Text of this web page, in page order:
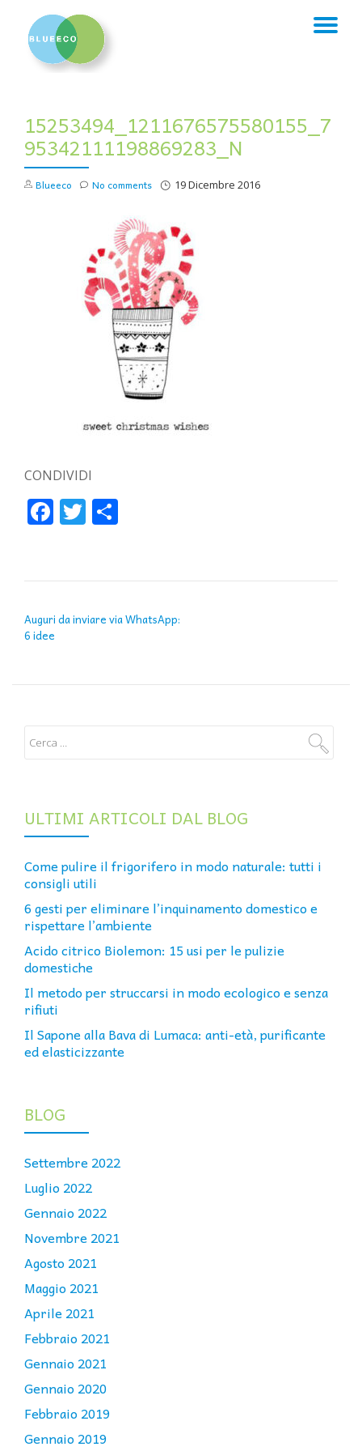
15253494_1211676575580155_7
95342111198869283_N
Blueeco 19 Dicembre 2016
No comments
CONDIVIDI
FacebookTwitter
Auguri da inviare via WhatsApp:
6 idee
ULTIMI ARTICOLI DAL BLOG
Come pulire il frigorifero in modo naturale: tutti i
consigli utili
6 gesti per eliminare l’inquinamento domestico e
rispettare l’ambiente
Acido citrico Biolemon: 15 usi per le pulizie
domestiche
Il metodo per struccarsi in modo ecologico e senza
rifiuti
Il Sapone alla Bava di Lumaca: anti-età, purificante
ed elasticizzante
BLOG
Settembre 2022
Luglio 2022
Gennaio 2022
Novembre 2021
Agosto 2021
Maggio 2021
Aprile 2021
Febbraio 2021
Gennaio 2021
Gennaio 2020
Febbraio 2019
Gennaio 2019